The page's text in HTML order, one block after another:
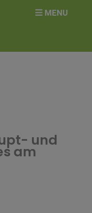
und
am